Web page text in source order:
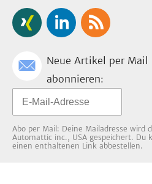
Neue Artikel per Mail
abonnieren:
Abo per Mail: Deine Mailadresse wird
Automattic inc., USA gespeichert. Du
einen enthaltenen Link abbestellen.